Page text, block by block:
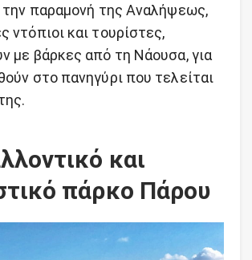
την παραμονή της Αναλήψεως,
ντόπιοι και τουρίστες,
με βάρκες από τη Νάουσα, για
στο πανηγύρι που τελείται
και
πάρκο Πάρου